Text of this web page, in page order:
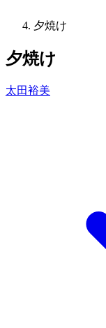
夕焼け
夕焼け
太田裕美